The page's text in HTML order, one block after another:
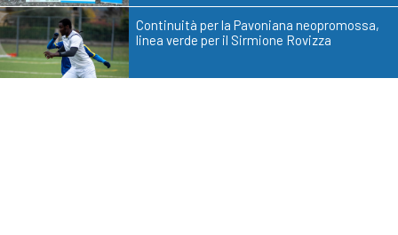
Continuità per la Pavoniana neopromossa,
linea verde per il Sirmione Rovizza